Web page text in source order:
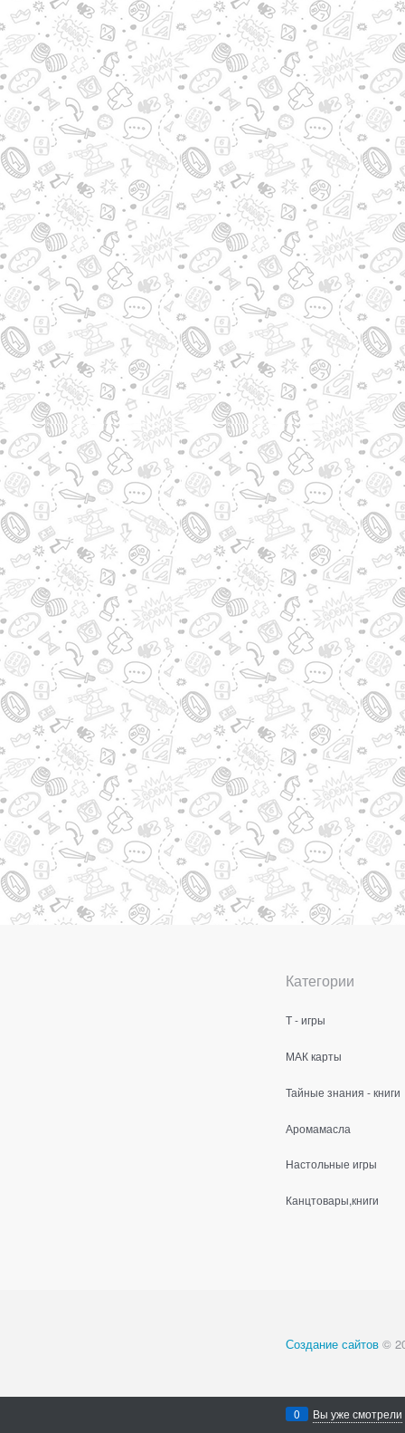
Категории
Т - игры
МАК карты
Тайные знания - книги
Аромамасла
Настольные игры
Канцтовары,книги
Создание сайтов ©
0 Вы уже смотрели